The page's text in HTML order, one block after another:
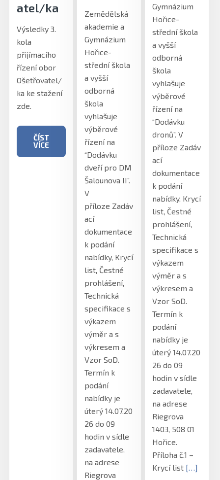
atel/ka
Výsledky 3.
kola
přijímacího
řízení obor
Ošetřovatel/
ka ke stažení
zde.
ČÍST
VÍCE
Zemědělská
akademie a
Gymnázium
Hořice-
střední škola
a vyšší
odborná
škola
vyhlašuje
výběrové
řízení na
“Dodávku
dveří pro DM
Šalounova II”.
V
příloze Zadáv
ací
dokumentace
k podání
nabídky, Krycí
list, Čestné
prohlášení,
Technická
specifikace s
výkazem
výměr a s
výkresem a
Vzor SoD.
Termín k
podání
nabídky je
úterý 14.07.20
26 do 09
hodin v sídle
zadavatele,
na adrese
Riegrova
Gymnázium
Hořice-
střední škola
a vyšší
odborná
škola
vyhlašuje
výběrové
řízení na
“Dodávku
dronů”. V
příloze Zadáv
ací
dokumentace
k podání
nabídky, Krycí
list, Čestné
prohlášení,
Technická
specifikace s
výkazem
výměr a s
výkresem a
Vzor SoD.
Termín k
podání
nabídky je
úterý 14.07.20
26 do 09
hodin v sídle
zadavatele,
na adrese
Riegrova
1403, 508 01
Hořice.
Příloha č.1 –
Krycí list […]